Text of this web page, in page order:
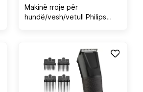
Makinë rroje për
hundë/vesh/vetull Philips